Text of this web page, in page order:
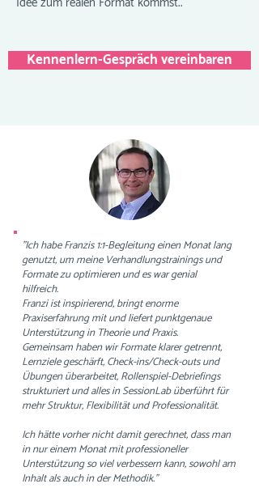
Kennenlern-Gespräch vereinbaren
"Ich habe Franzis 1:1-Begleitung einen Monat lang
genutzt, um meine Verhandlungstrainings und
Formate zu optimieren und es war genial
hilfreich.
Franzi ist inspirierend, bringt enorme
Praxiserfahrung mit und liefert punktgenaue
Unterstützung in Theorie und Praxis.
Gemeinsam haben wir Formate klarer getrennt,
Lernziele geschärft, Check-ins/Check-outs und
Übungen überarbeitet, Rollenspiel-Debriefings
strukturiert und alles in SessionLab überführt für
mehr Struktur, Flexibilität und Professionalität.
Ich hätte vorher nicht damit gerechnet, dass man
in nur einem Monat mit professioneller
Unterstützung so viel verbessern kann, sowohl am
Inhalt als auch in der Methodik."